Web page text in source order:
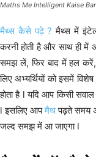
Maths Me Intelligent Kaise
मैथ्स कैसे पढ़े ? मैथ्स में
करनी होती है और साथ ही
समझ लें, फिर बाद में हल करें,
लिए अभ्यर्थियों को इसमें
होता है l यदि आप किसी
l इसलिए आपमैथपढ़ते समय
जल्द समझ में आ जाएगा l